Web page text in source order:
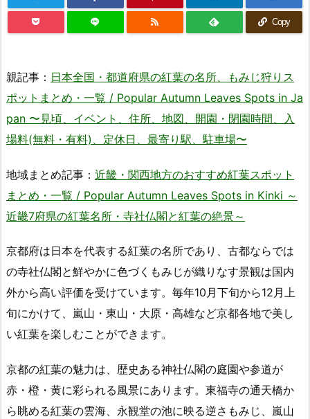
Copy
親記事： 日本全国・都道府県の紅葉の名所、もみじ狩りス
ポットまとめ・一覧 / Popular Autumn Leaves Spots in Ja
pan 〜見頃、イベント、住所、地図、開園・閉園時間、入
場料(無料・有料)、定休日、最寄り駅、駐車場〜
地域まとめ記事： 近畿・関西地方のおすすめ紅葉スポット
まとめ・一覧 / Popular Autumn Leaves Spots in Kinki ～
近畿7府県の紅葉名所・寺社仏閣と紅葉の絶景～
京都府は日本を代表する紅葉の名所であり、古都ならでは
の寺社仏閣と鮮やかに色づくもみじが織りなす景観は国内
外から高い評価を受けています。毎年10月下旬から12月上
旬にかけて、嵐山・東山・大原・高雄など京都各地で美し
い紅葉を楽しむことができます。
京都の紅葉の魅力は、歴史ある神社仏閣の庭園や参道が
赤・橙・黄に彩られる風景にあります。東福寺の通天橋か
ら眺める紅葉の雲海、永観堂の池に映る逆さもみじ、嵐山